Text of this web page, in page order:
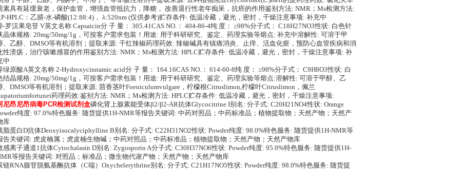
素具有延缓衰老，保护血管，增强血管抵抗力，降糖， 改善退行性老年痴呆，抗癌的作用鉴别方法: NMR；Ms检测方法:
HPLC：乙腈-水-磷酸(12:88:4)， λ:520nm (仅供参考)贮存条件: 低温冷藏，避光，密封，干燥注意事项: 补充中
-罗汉果皂苷 V英文名称 Capsaicin分 子 量： 305.41CAS NO.： 404-86-4纯 度： ≥98%分子式： C18H27NO3性状: 白色针
晶体规格: 20mg/50mg/1g，可按客户需求包装！用途: 用于科研研究、鉴定、药理实验等熔点: 补充中溶解性: 可溶于甲
、乙醇、DMSO等有机溶剂；提取来源: 干红辣椒药理药效: 辣椒碱具有镇痛消炎、止痒、活血化瘀，预防心血管疾病和消
性溃疡，治疗咳嗽感冒的作用鉴别方法: NMR；Ms检测方法: HPLC贮存条件: 低温冷藏，避光，密封，干燥注意事项: 补
中
绿原酸A英文名称 2-Hydroxycinnamic acid分 子 量： 164.16CAS NO.： 614-60-8纯 度： ≥98%分子式： C9H8O3性状: 白
结晶规格: 20mg/50mg/1g，可按客户需求包装！用途: 用于科研研究、鉴定、药理实验等熔点:溶解性: 可溶于甲醇、乙
、DMSO等有机溶剂；提取来源: 茴香茎叶Foeniculumvulgare，柠檬根Citruslimon,柠檬叶Citruslimon，佩兰
药理药效:鉴别方法: NMR；Ms检测方法: HPLC贮存条件: 低温冷藏，避光，密封，干燥注意事项:
尼昂尼昂病毒PCR检测试剂盒磷化肾上腺素能受体β2/β2-AR抗体Glycocitrine I别名: 分子式: C20H21NO4性状: Orange
纯度: 97.0%特色服务: 随货提供1H-NMR等报告关键词: 中药对照品；中药标准品；植物提取物；天然产物；天然产
库
脂蛋白D抗体Deoxyisocalyciphylline B别名: 分子式: C22H31NO2性状: Powder纯度: 98.0%特色服务: 随货提供1H-NMR等
告关键词: 虎皮楠属；虎皮楠生物碱；中药对照品；中药标准品；植物提取物；天然产物；天然产物库
感离子通道1抗体Cytochalasin D别名: Zygosporin A分子式: C30H37NO6性状: Powder纯度: 95.0%特色服务: 随货提供1H-
等报告关键词: 对照品；标准品；微生物代谢产物；天然产物；天然产物库
链RNA腺苷脱氨基酶抗体（C端）Oxychelerythrine别名: 分子式: C21H17NO5性状: Powder纯度: 98.0%特色服务: 随货提